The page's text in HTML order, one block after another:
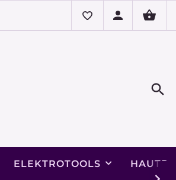
ELEKTROTOOLS